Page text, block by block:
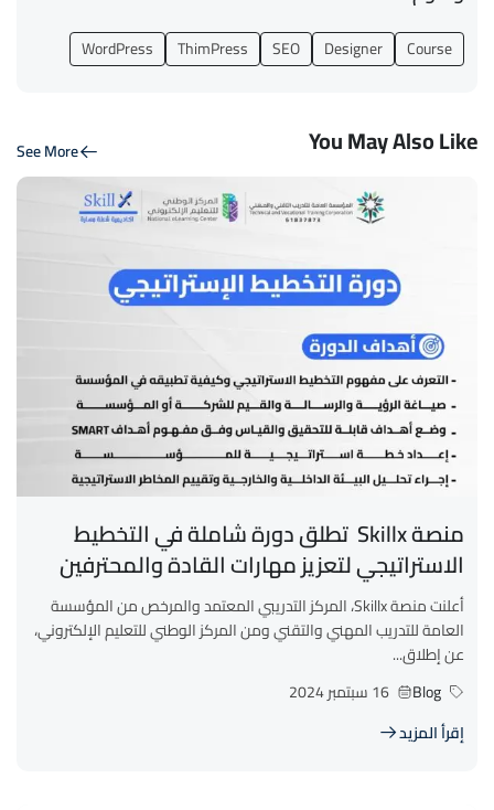
Course
Designer
SEO
ThimPress
WordPress
You May Also Like
See More
منصة Skillx تطلق دورة شاملة في التخطيط
الاستراتيجي لتعزيز مهارات القادة والمحترفين
أعلنت منصة Skillx، المركز التدريبي المعتمد والمرخص من المؤسسة
العامة للتدريب المهني والتقني ومن المركز الوطني للتعليم الإلكتروني،
عن إطلاق...
Blog
16 سبتمبر 2024
إقرأ المزيد